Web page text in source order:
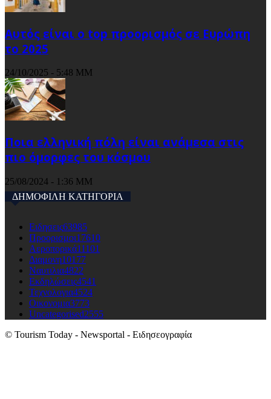
Αυτός είναι ο top προορισμός σε Ευρώπη
το 2025
24/10/2025 - 5:48 ΜΜ
Ποια ελληνική πόλη είναι ανάμεσα στις
πιο όμορφες του κόσμου
25/08/2024 - 1:36 ΜΜ
ΔΗΜΟΦΙΛΗ ΚΑΤΗΓΟΡΙΑ
Ειδησεις63985
Προορισμοι17610
Αεροπορικά11101
Διαμονη10177
Ναυτιλια4822
Εκδηλώσεις4541
Τεχνολογια4524
Οικονομια3773
Uncategorised2555
© Tourism Today - Newsportal - Ειδησεογραφία